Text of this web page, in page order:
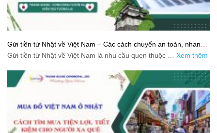
Gửi tiền từ Nhật về Việt Nam – Các cách chuyển an toàn, nhanh
và tiết kiệm
Gửi tiền từ Nhật về Việt Nam là nhu cầu quen thuộc … Xem thêm